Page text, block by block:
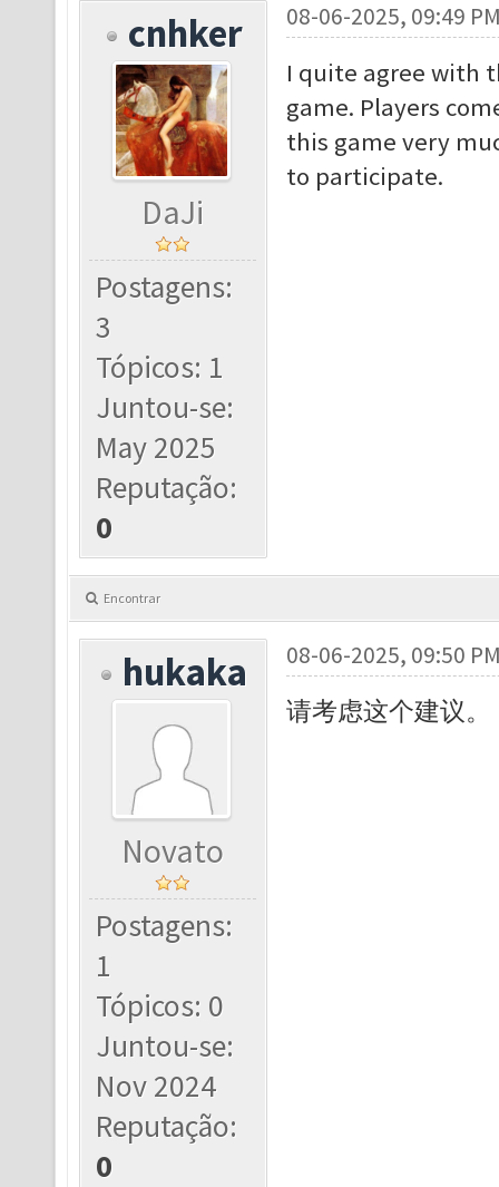
cnhker
DaJi
Postagens:
3
Tópicos: 1
Juntou-se:
May 2025
Reputação:
0
08-06-2025, 09:49
I quite agree with
game. Players
this game very
to participate.
Encontrar
hukaka
Novato
Postagens:
1
Tópicos: 0
Juntou-se:
Nov 2024
Reputação:
0
08-06-2025, 09:50
请考虑这个建议。